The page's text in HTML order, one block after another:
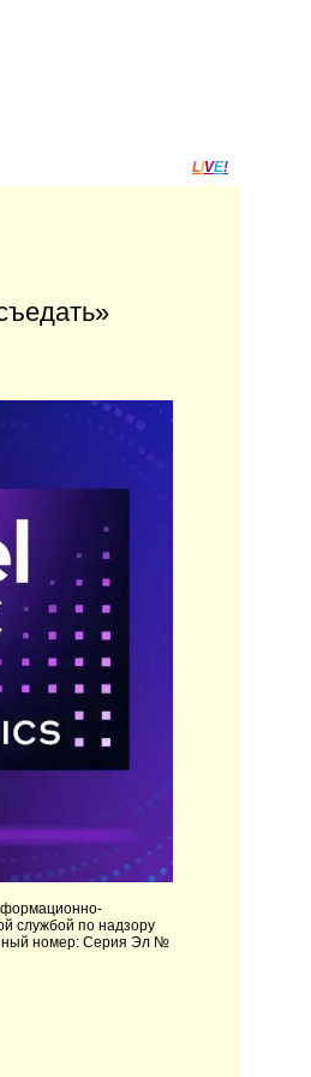
LIVE!
службой по надзору
номер: Серия Эл №